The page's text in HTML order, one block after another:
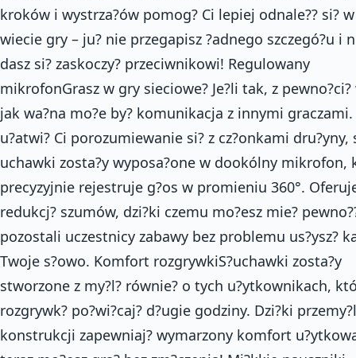
kroków i wystrza?ów pomog? Ci lepiej odnale?? si? w
wiecie gry – ju? nie przegapisz ?adnego szczegó?u i
dasz si? zaskoczy? przeciwnikowi! Regulowany
mikrofonGrasz w gry sieciowe? Je?li tak, z pewno?ci?
jak wa?na mo?e by? komunikacja z innymi
u?atwi? Ci porozumiewanie si? z cz?onkami dru?yny,
uchawki zosta?y wyposa?one w dookólny mikrofon,
precyzyjnie rejestruje g?os w promieniu 360°.
redukcj? szumów, dzi?ki czemu mo?esz mie?
pozostali uczestnicy zabawy bez problemu us?ysz?
Twoje s?owo. Komfort rozgrywkiS?uchawki zosta?y
stworzone z my?l? równie? o tych u?ytkownikach,
rozgrywk? po?wi?caj? d?ugie godziny. Dzi?ki
konstrukcji zapewniaj? wymarzony komfort